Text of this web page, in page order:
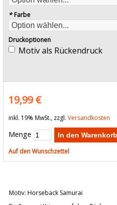
Motiv: Horseback Samurai
* Farbe
Druckoptionen
Motiv als Rückendruck
19,99 €
inkl. 19% MwSt., zzgl. Versandkosten
Menge In den Warenkorb
Auf den Wunschzettel